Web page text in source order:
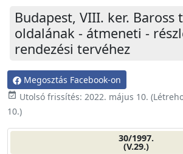
Budapest, VIII. ker. Baross
oldalának - átmeneti -
rendezési tervéhez
Megosztás Facebook-on
event_available Utolsó frissítés: 2022. május 10.
10.)
30/1997.
(V.29.)